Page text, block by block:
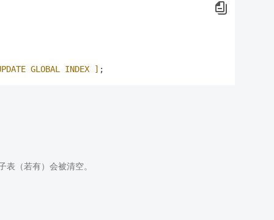
GLOBAL INDEX ]
（若有）会被清空。